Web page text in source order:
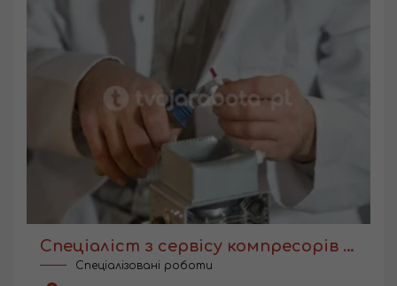
Cпеціаліст з сервісу компресорів для медичного обладнання
Спеціалізовані роботи